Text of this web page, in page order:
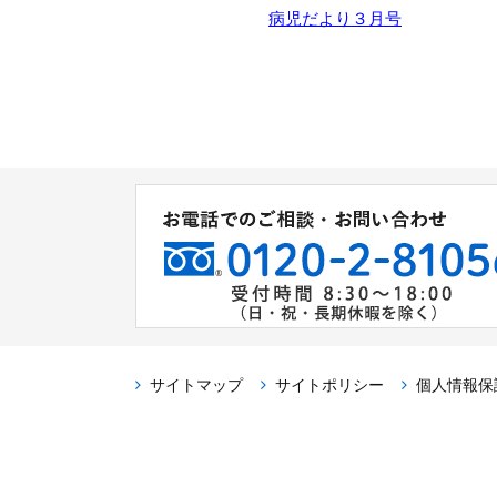
病児だより３月号
サイトマップ サイトポリシー 個人情報